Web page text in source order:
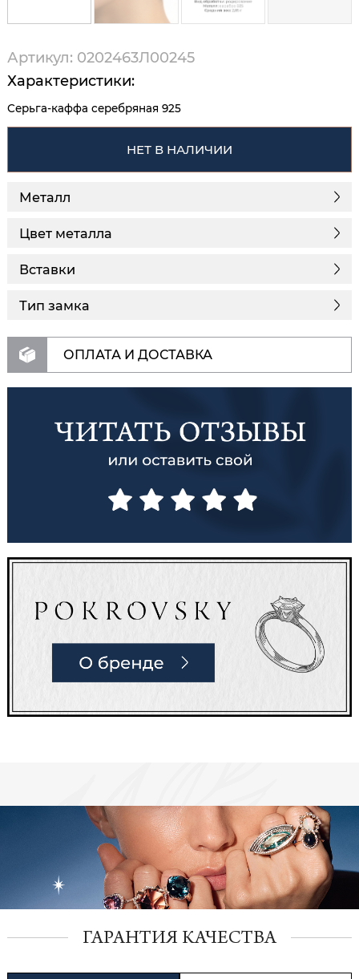
Артикул: 0202463Л00245
Характеристики:
Серьга-каффа серебряная 925
НЕТ В НАЛИЧИИ
Металл
Цвет металла
Вставки
Тип замка
ОПЛАТА И ДОСТАВКА
ГАРАНТИЯ КАЧЕСТВА